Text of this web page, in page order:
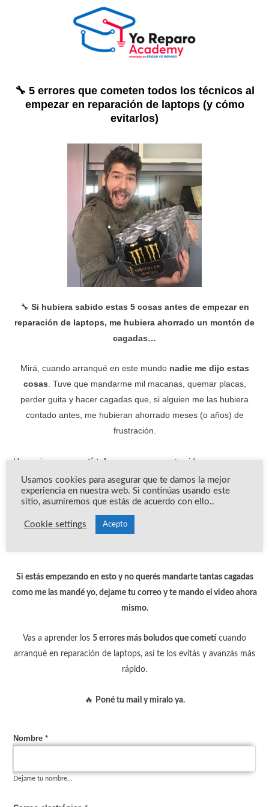
🔧 5 errores que cometen todos los técnicos al
empezar en reparación de laptops (y cómo
evitarlos)
🔧 Si hubiera sabido estas 5 cosas antes de empezar en
reparación de laptops, me hubiera ahorrado un montón de
cagadas…
Mirá, cuando arranqué en este mundo nadie me dijo estas
cosas . Tuve que mandarme mil macanas, quemar placas,
perder guita y hacer cagadas que, si alguien me las hubiera
contado antes, me hubieran ahorrado meses (o años) de
frustración.
Hoy quiero compartírtelas con vos
en este video, para que no
repitas los mismos errores boludos que yo cometí al principio.
Si estás empezando o incluso si ya llevás un tiempo en esto,
tenés que ver esto antes de seguir metiendo la pata
Si estás empezando en esto y no querés mandarte tantas cagadas
como me las mandé yo, dejame tu correo y te mando el video ahora
mismo.
Vas a aprender los 5 errores más boludos que cometí cuando
arranqué en reparación de laptops, así te los evitás y avanzás más
rápido.
🔥 Poné tu mail y miralo ya.
l
c
Nombre *
Dejame tu nombre...
Usamos cookies para asegurar que te damos la mejor
experiencia en nuestra web. Si continúas usando este
sitio, asumiremos que estás de acuerdo con ello..
Cookie settings Acepto